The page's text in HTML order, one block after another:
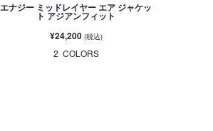
エナジー ミッドレイヤー エア ジャケッ
ト アジアンフィット
¥24,200 (税込)
2 COLORS